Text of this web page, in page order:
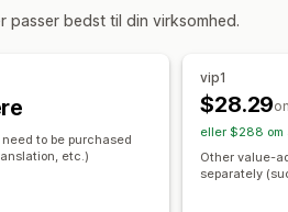
passer bedst til din virksomhed.
to be purchased
etc.)
vip1
$28.29
eller $288 om
Other value-
separately